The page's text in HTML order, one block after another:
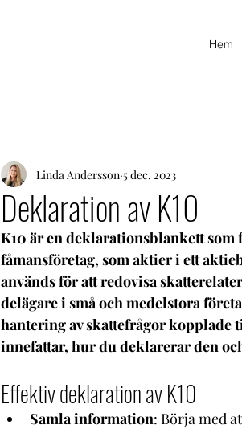
Hem
Deklaration av K10
Linda Andersson 5 dec. 2023
K10 är en deklarationsblankett som
fåmansföretag, som aktier i ett
används för att redovisa
delägare i små och medelstora
hantering av skattefrågor kopplade
innefattar, hur du deklarerar den
Effektiv deklaration av K10
Samla information: Börja med